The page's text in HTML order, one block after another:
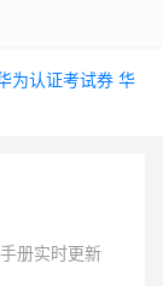
为认证考试券 华
册实时更新